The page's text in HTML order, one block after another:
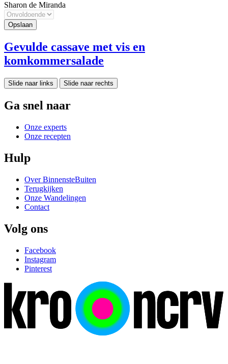
Sharon de Miranda
Gevulde cassave met vis en
komkommersalade
Slide naar links Slide naar rechts
Ga snel naar
Onze experts
Onze recepten
Hulp
Over BinnensteBuiten
Terugkijken
Onze Wandelingen
Contact
Volg ons
Facebook
Instagram
Pinterest